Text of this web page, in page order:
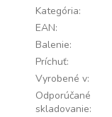
Kategória:
EAN:
Balenie:
Príchuť:
Vyrobené v:
Odporúčané
skladovanie: